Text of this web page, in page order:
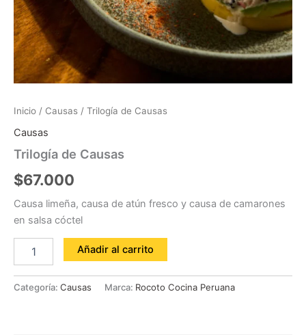
Inicio / Causas / Trilogía de Causas
Causas
Trilogía de Causas
$67.000
Causa limeña, causa de atún fresco y causa de camarones
en salsa cóctel
Añadir al carrito
Categoría: Causas Marca: Rocoto Cocina Peruana